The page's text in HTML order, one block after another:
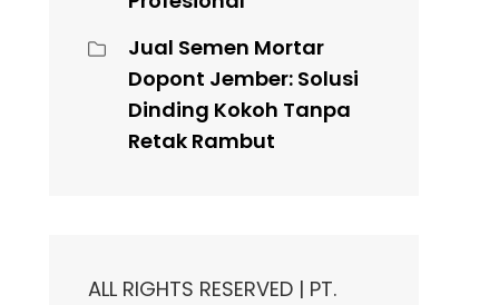
Jual Semen Mortar
Dopont Jember: Solusi
Dinding Kokoh Tanpa
Retak Rambut
ALL RIGHTS RESERVED | PT.